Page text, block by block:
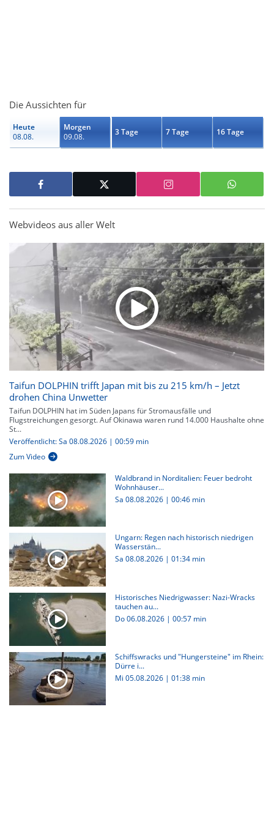
Die Aussichten für
Heute
08.08.
Morgen
09.08.
3 Tage 7 Tage 16 Tage
Webvideos aus aller Welt
Taifun DOLPHIN trifft Japan mit bis zu 215 km/h – Jetzt
drohen China Unwetter
Taifun DOLPHIN hat im Süden Japans für Stromausfälle und
Flugstreichungen gesorgt. Auf Okinawa waren rund 14.000 Haushalte ohne
St...
Veröffentlicht: Sa 08.08.2026 | 00:59 min
Zum Video
Waldbrand in Norditalien: Feuer bedroht
Wohnhäuser...
Sa 08.08.2026 | 00:46 min
Ungarn: Regen nach historisch niedrigen
Wasserstän...
Sa 08.08.2026 | 01:34 min
Historisches Niedrigwasser: Nazi-Wracks
tauchen au...
Do 06.08.2026 | 00:57 min
Schiffswracks und "Hungersteine" im Rhein:
Dürre i...
Mi 05.08.2026 | 01:38 min